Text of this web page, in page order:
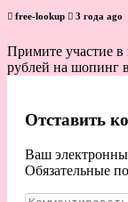
free-lookup 3 года ago
Примите участие в
рублей на шопинг
Отставить
Ваш
Обязательные